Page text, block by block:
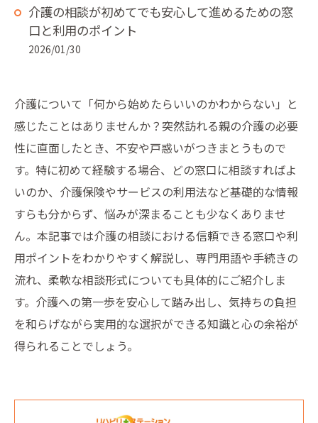
介護の相談が初めてでも安心して進めるための窓
口と利用のポイント
2026/01/30
介護について「何から始めたらいいのかわからない」と
感じたことはありませんか？突然訪れる親の介護の必要
性に直面したとき、不安や戸惑いがつきまとうもので
す。特に初めて経験する場合、どの窓口に相談すればよ
いのか、介護保険やサービスの利用法など基礎的な情報
すらも分からず、悩みが深まることも少なくありませ
ん。本記事では介護の相談における信頼できる窓口や利
用ポイントをわかりやすく解説し、専門用語や手続きの
流れ、柔軟な相談形式についても具体的にご紹介しま
す。介護への第一歩を安心して踏み出し、気持ちの負担
を和らげながら実用的な選択ができる知識と心の余裕が
得られることでしょう。